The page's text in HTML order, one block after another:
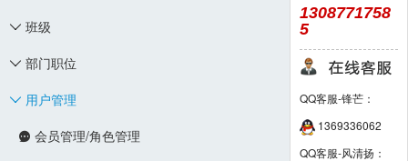
 班级
 部门职位
 用户管理
 会员管理/角色管理
1308771758
5
QQ客服-锋芒：
1369336062
QQ客服-风清扬：